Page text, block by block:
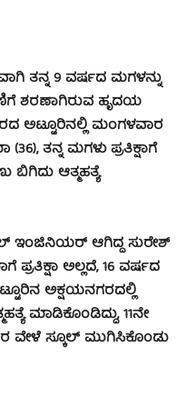
ತನ್ನ 9 ವರ್ಷದ ಮಗಳನ್ನು
ಶರಣಾಗಿರುವ ಹೃದಯ
ಅಟ್ಟೂರಿನಲ್ಲಿ ಮಂಗಳವಾರ
ತನ್ನ ಮಗಳು ಪ್ರತಿಕ್ಷಾಗೆ
ಬಿಗಿದು ಆತ್ಮಹತ್ಯೆ
ಆಗಿದ್ದ ಸುರೇಶ್
ಪ್ರತಿಕ್ಷಾ ಅಲ್ಲದೆ, 16 ವರ್ಷದ
ಅಕ್ಷಯನಗರದಲ್ಲಿ
ಮಾಡಿಕೊಂಡಿದ್ದು, 11ನೇ
ವೇಳೆ ಸ್ಕೂಲ್ ಮುಗಿಸಿಕೊಂಡು